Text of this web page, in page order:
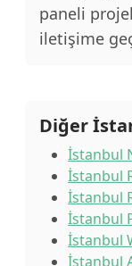
paneli
iletişime
Diğer
İstanbul
İstanbul
İstanbul
İstanbul
İstanbul
İstanbul